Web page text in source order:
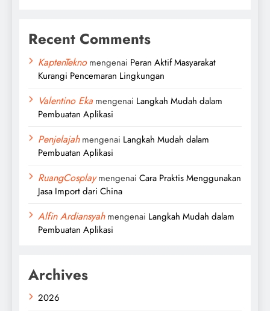
Recent Comments
KaptenTeknomengenai Peran Aktif Masyarakat
Kurangi Pencemaran Lingkungan
Valentino Eka mengenai Langkah Mudah dalam
Pembuatan Aplikasi
Penjelajahmengenai Langkah Mudah dalam
Pembuatan Aplikasi
RuangCosplaymengenai Cara Praktis Menggunakan
Jasa Import dari China
Alfin Ardiansyahmengenai Langkah Mudah dalam
Pembuatan Aplikasi
Archives
2026